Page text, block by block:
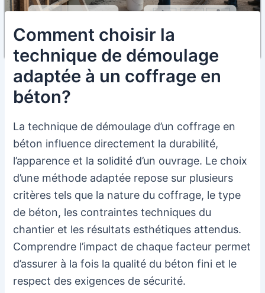
Comment choisir la
technique de démoulage
adaptée à un coffrage en
béton?
La technique de démoulage d’un coffrage en
béton influence directement la durabilité,
l’apparence et la solidité d’un ouvrage. Le choix
d’une méthode adaptée repose sur plusieurs
critères tels que la nature du coffrage, le type
de béton, les contraintes techniques du
chantier et les résultats esthétiques attendus.
Comprendre l’impact de chaque facteur permet
d’assurer à la fois la qualité du béton fini et le
respect des exigences de sécurité.